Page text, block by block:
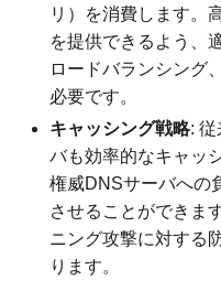
リ）を消費します。
を提供できるよう、
ロードバランシング
必要です。
キャッシング戦略:
バも効率的なキャッ
権威DNSサーバへの
させることができま
ニング攻撃に対する
ります。